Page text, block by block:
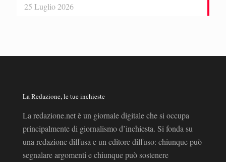
25 Luglio 2026
La Redazione, le tue inchieste
La redazione.net è un giornale digitale che si occupa
principalmente di giornalismo d’inchiesta. Si fonda su
una redazione diffusa e un editore diffuso: chiunque può
segnalare argomenti e chiunque può sostenere